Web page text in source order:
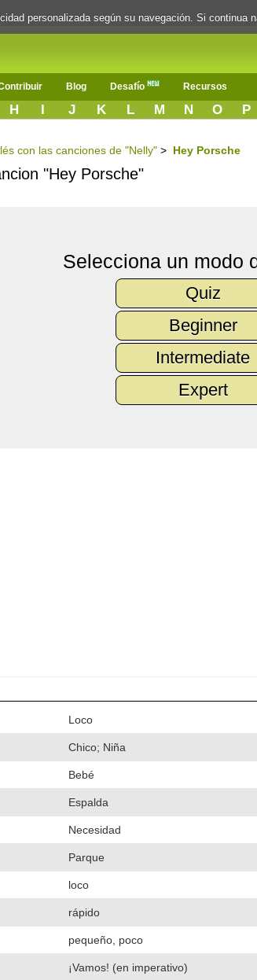
Blog Desafío Recursos
H I J K L M N O P
con las canciones de "Nelly" > Hey Porsche
"Hey Porsche"
Selecciona un modo
Quiz
Beginner
Intermediate
Expert
Loco
Chico; Niña
Bebé
Espalda
Necesidad
Parque
loco
rápido
pequeño, poco
¡Vamos! (en imperativo)
personalizada según su navegación. Si continua